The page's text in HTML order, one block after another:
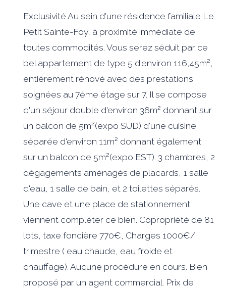
Exclusivité Au sein d'une résidence familiale Le
Petit Sainte-Foy, à proximité immédiate de
toutes commodités. Vous serez séduit par ce
bel appartement de type 5 d'environ 116,45m²,
entièrement rénové avec des prestations
soignées au 7éme étage sur 7. Il se compose
d'un séjour double d'environ 36m² donnant sur
un balcon de 5m²(expo SUD) d'une cuisine
séparée d'environ 11m² donnant également
sur un balcon de 5m²(expo EST). 3 chambres, 2
dégagements aménagés de placards, 1 salle
d'eau, 1 salle de bain, et 2 toilettes séparés.
Une cave et une place de stationnement
viennent compléter ce bien. Copropriété de 81
lots, taxe foncière 770€, Charges 1000€/
trimestre ( eau chaude, eau froide et
chauffage). Aucune procédure en cours. Bien
proposé par un agent commercial. Prix de